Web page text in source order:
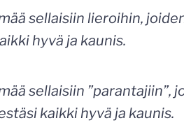
sellaisiin lieroihin,
hyvä ja kaunis.
sellaisiin ”parantajiin”,
kaikki hyvä ja kaunis.